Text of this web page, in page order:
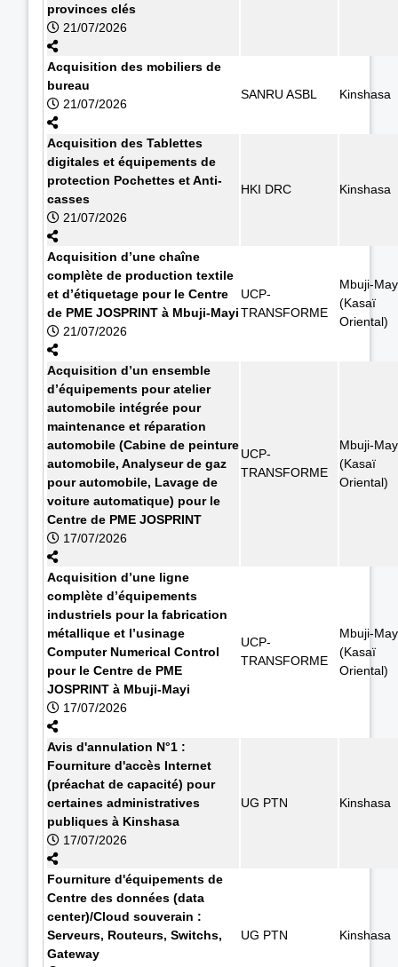
provinces clés
21/07/2026
Acquisition des mobiliers de
bureau
21/07/2026
SANRU ASBL Kinshasa
Acquisition des Tablettes
digitales et équipements de
protection Pochettes et Anti-
casses
21/07/2026
HKI DRC Kinshasa
Acquisition d’une chaîne
complète de production textile
et d’étiquetage pour le Centre
de PME JOSPRINT à Mbuji-Mayi
21/07/2026
UCP-
TRANSFORME
Mbuji-
(Kasaï
Oriental)
Acquisition d’un ensemble
d’équipements pour atelier
automobile intégrée pour
maintenance et réparation
automobile (Cabine de peinture
automobile, Analyseur de gaz
pour automobile, Lavage de
voiture automatique) pour le
Centre de PME JOSPRINT
17/07/2026
UCP-
TRANSFORME
Mbuji-
(Kasaï
Oriental)
Acquisition d’une ligne
complète d’équipements
industriels pour la fabrication
métallique et l’usinage
Computer Numerical Control
pour le Centre de PME
JOSPRINT à Mbuji-Mayi
17/07/2026
UCP-
TRANSFORME
Mbuji-
(Kasaï
Oriental)
Avis d'annulation N°1 :
Fourniture d'accès Internet
(préachat de capacité) pour
certaines administratives
publiques à Kinshasa
17/07/2026
UG PTN Kinshasa
Fourniture d'équipements de
Centre des données (data
center)/Cloud souverain :
Serveurs, Routeurs, Switchs,
Gateway
UG PTN Kinshasa